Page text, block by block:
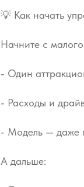
💡 Как начать
Начните с
- Один
- Расходы и
- Модель — даже
А дальше: